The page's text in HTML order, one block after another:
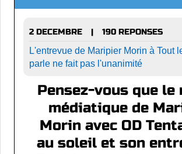
2 DECEMBRE |
190 REPONSES
L'entrevue de Maripier Morin à Tout
parle ne fait pas l'unanimité
Pensez-vous que le
médiatique de
Morin avec OD
au soleil et son